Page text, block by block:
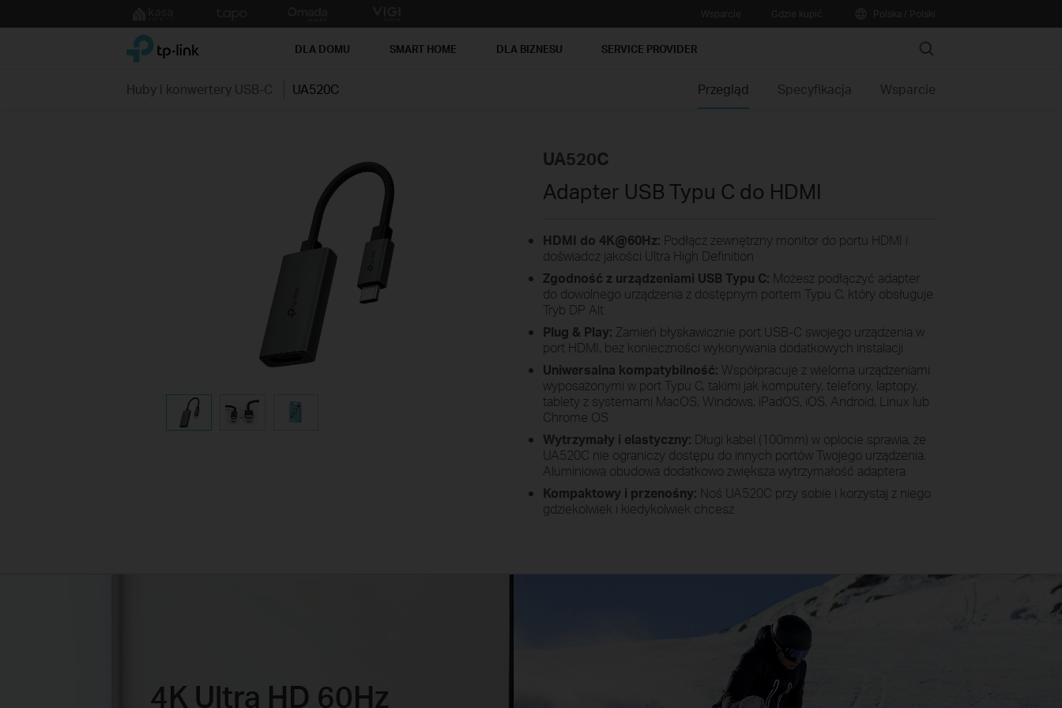
to
TP-Link, Reliably Smart DLA DOMU SMART HOME DLA BIZNESU SERVICE PROVIDER Search
Huby i konwertery USB-C UA520C Przegląd Specyfikacja Wsparcie
UA520C
Adapter USB Typu C do HDMI
HDMI do 4K@60Hz: Podłącz zewnętrzny monitor do portu HDMI i
doświadcz jakości Ultra High Definition
Zgodność z urządzeniami USB Typu C: Możesz podłączyć adapter
do dowolnego urządzenia z dostępnym portem Typu C, który obsługuje
Tryb DP Alt
Plug & Play: Zamień błyskawicznie port USB-C swojego urządzenia w
port HDMI, bez konieczności wykonywania dodatkowych instalacji
Uniwersalna kompatybilność: Współpracuje z wieloma urządzeniami
wyposażonymi w port Typu C, takimi jak komputery, telefony, laptopy,
tablety z systemami MacOS, Windows, iPadOS, iOS, Android, Linux lub
Chrome OS
Wytrzymały i elastyczny: Długi kabel (100mm) w oplocie sprawia, że
UA520C nie ograniczy dostępu do innych portów Twojego urządzenia.
Aluminiowa obudowa dodatkowo zwiększa wytrzymałość adaptera
Kompaktowy i przenośny: Noś UA520C przy sobie i korzystaj z niego
gdziekolwiek i kiedykolwiek chcesz
4K Ultra HD 60Hz